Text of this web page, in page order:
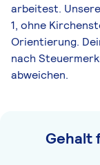
arbeitest.
1, ohne
Orientierung.
nach
abweichen.
Gehalt